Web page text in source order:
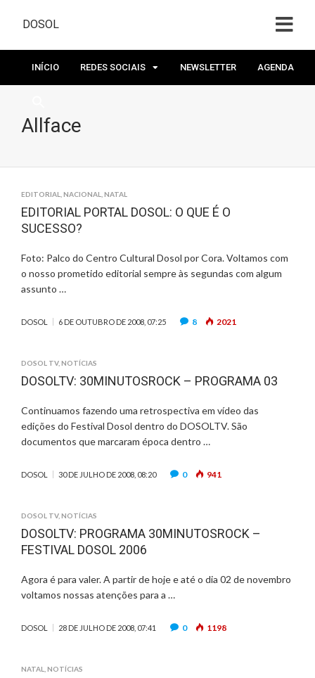
DOSOL
INÍCIO REDES SOCIAIS NEWSLETTER AGENDA
Allface
EDITORIAL NACIONAL NATAL
EDITORIAL PORTAL DOSOL: O QUE É O
SUCESSO?
Foto: Palco do Centro Cultural Dosol por Cora. Voltamos com
o nosso prometido editorial sempre às segundas com algum
assunto …
DOSOL 6 DE OUTUBRO DE 2008, 07:25 8 2021
DOSOL TV, NOTÍCIAS
DOSOLTV: 30MINUTOSROCK – PROGRAMA 03
Continuamos fazendo uma retrospectiva em vídeo das
edições do Festival Dosol dentro do DOSOLTV. São
documentos que marcaram época dentro …
DOSOL 30 DE JULHO DE 2008, 08:20 0 941
DOSOL TV, NOTÍCIAS
DOSOLTV: PROGRAMA 30MINUTOSROCK –
FESTIVAL DOSOL 2006
Agora é para valer. A partir de hoje e até o dia 02 de novembro
voltamos nossas atenções para a …
DOSOL 28 DE JULHO DE 2008, 07:41 0 1198
NATAL NOTÍCIAS